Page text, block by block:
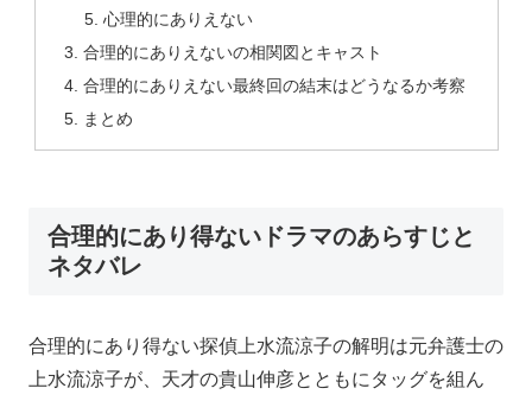
心理的にありえない
合理的にありえないの相関図とキャスト
合理的にありえない最終回の結末はどうなるか考察
まとめ
合理的にあり得ないドラマのあらすじと
ネタバレ
合理的にあり得ない探偵上水流涼子の解明は元弁護士の
上水流涼子が、天才の貴山伸彦とともにタッグを組ん